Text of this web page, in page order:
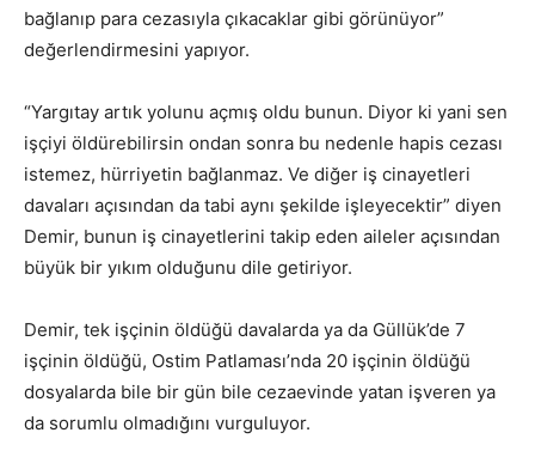
bağlanıp para cezasıyla çıkacaklar gibi görünüyor”
değerlendirmesini yapıyor.
“Yargıtay artık yolunu açmış oldu bunun. Diyor ki yani sen
işçiyi öldürebilirsin ondan sonra bu nedenle hapis cezası
istemez, hürriyetin bağlanmaz. Ve diğer iş cinayetleri
davaları açısından da tabi aynı şekilde işleyecektir” diyen
Demir, bunun iş cinayetlerini takip eden aileler açısından
büyük bir yıkım olduğunu dile getiriyor.
Demir, tek işçinin öldüğü davalarda ya da Güllük’de 7
işçinin öldüğü, Ostim Patlaması’nda 20 işçinin öldüğü
dosyalarda bile bir gün bile cezaevinde yatan işveren ya
da sorumlu olmadığını vurguluyor.